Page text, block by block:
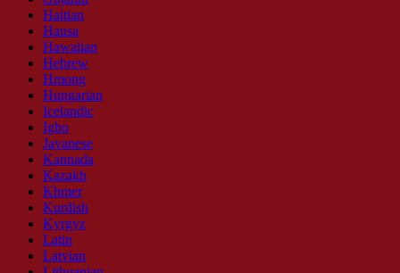
Haitian
Hausa
Hawaiian
Hebrew
Hmong
Hungarian
Icelandic
Igbo
Javanese
Kannada
Kazakh
Khmer
Kurdish
Kyrgyz
Latin
Latvian